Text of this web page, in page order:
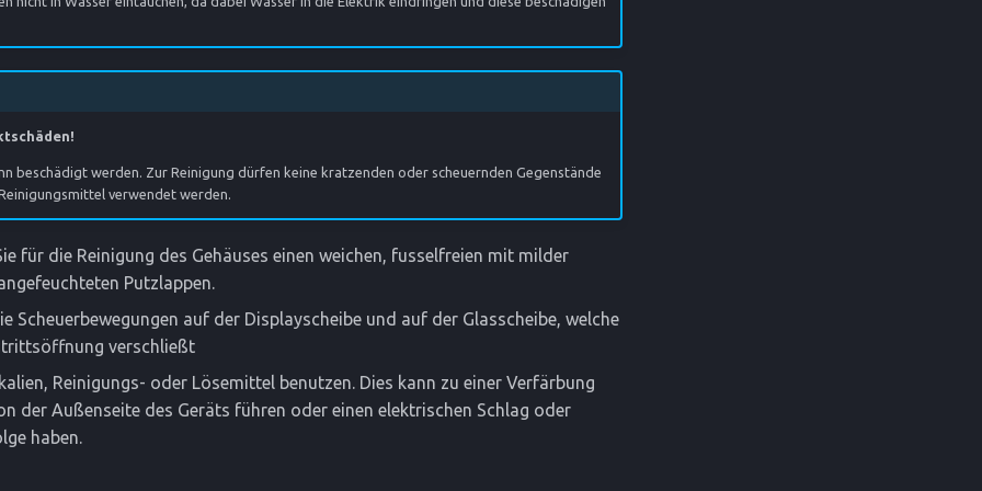
beschädigt werden. Zur Reinigung dürfen keine kratzenden oder scheuernden Gegenstände
verwendet werden.
für die Reinigung des Gehäuses einen weichen, fusselfreien mit milder
Putzlappen.
Scheuerbewegungen auf der Displayscheibe und auf der Glasscheibe, welche
verschließt
Reinigungs- oder Lösemittel benutzen. Dies kann zu einer Verfärbung
der Außenseite des Geräts führen oder einen elektrischen Schlag oder
haben.